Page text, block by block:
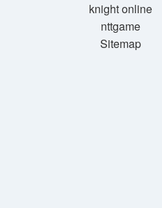
knight online
nttgame
Sitemap